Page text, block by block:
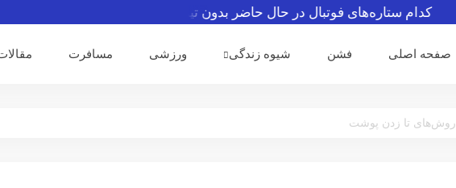
کدام ستاره‌های فوتبال در حال حاضر بدون تیم می‌باشند
صفحه اصلی فشن شیوه زندگی ورزشی مسافرت
روش‌های تا زدن پوشت